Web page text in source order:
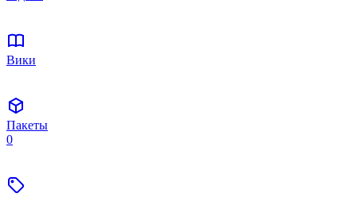
Вики
Пакеты
0